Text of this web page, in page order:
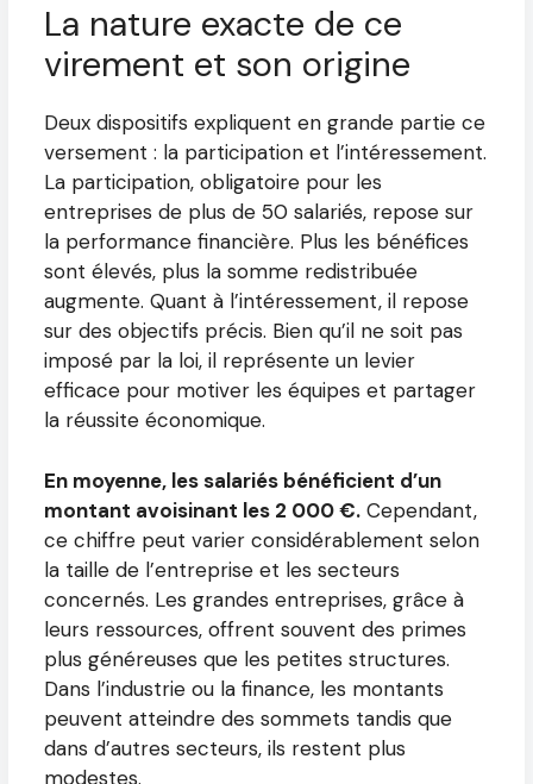
La nature exacte de ce
virement et son origine
Deux dispositifs expliquent en grande partie ce
versement : la participation et l’intéressement.
La participation, obligatoire pour les
entreprises de plus de 50 salariés, repose sur
la performance financière. Plus les bénéfices
sont élevés, plus la somme redistribuée
augmente. Quant à l’intéressement, il repose
sur des objectifs précis. Bien qu’il ne soit pas
imposé par la loi, il représente un levier
efficace pour motiver les équipes et partager
la réussite économique.
En moyenne, les salariés bénéficient d’un
montant avoisinant les 2 000 €. Cependant,
ce chiffre peut varier considérablement selon
la taille de l’entreprise et les secteurs
concernés. Les grandes entreprises, grâce à
leurs ressources, offrent souvent des primes
plus généreuses que les petites structures.
Dans l’industrie ou la finance, les montants
peuvent atteindre des sommets tandis que
dans d’autres secteurs, ils restent plus
modestes.